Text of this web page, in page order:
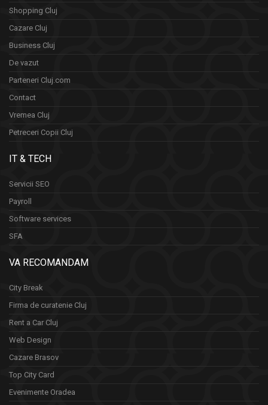
Shopping Cluj
Cazare Cluj
Business Cluj
De vazut
Parteneri Cluj.com
Contact
Vremea Cluj
Petreceri Copii Cluj
IT & TECH
Servicii SEO
Payroll
Software services
SFA
VA RECOMANDAM
City Break
Firma de curatenie Cluj
Rent a Car Cluj
Web Design
Cazare Brasov
Top City Card
Evenimente Oradea